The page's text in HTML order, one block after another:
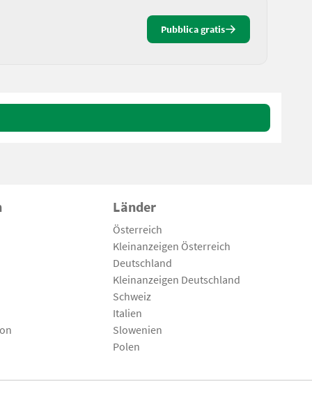
Pubblica gratis
Länder
Österreich
Kleinanzeigen Österreich
Deutschland
Kleinanzeigen Deutschland
Schweiz
Italien
Slowenien
Polen